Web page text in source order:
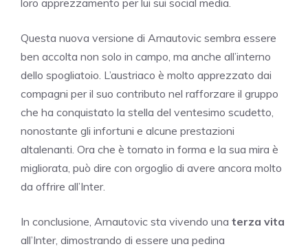
loro apprezzamento per lui sui social media.
Questa nuova versione di Arnautovic sembra essere
ben accolta non solo in campo, ma anche all’interno
dello spogliatoio. L’austriaco è molto apprezzato dai
compagni per il suo contributo nel rafforzare il gruppo
che ha conquistato la stella del ventesimo scudetto,
nonostante gli infortuni e alcune prestazioni
altalenanti. Ora che è tornato in forma e la sua mira è
migliorata, può dire con orgoglio di avere ancora molto
da offrire all’Inter.
In conclusione, Arnautovic sta vivendo una terza vita
all’Inter, dimostrando di essere una pedina